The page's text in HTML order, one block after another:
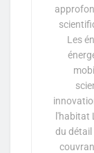
Les
l'habitat
du détail